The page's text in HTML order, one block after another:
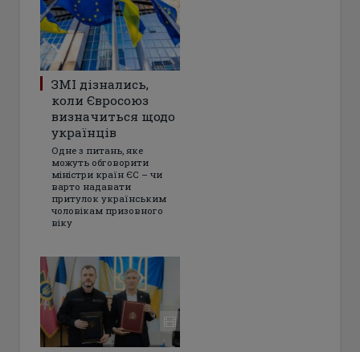
ЗМІ дізнались,
коли Євросоюз
визначиться щодо
українців
Одне з питань, яке
можуть обговорити
міністри країн ЄС – чи
варто надавати
притулок українським
чоловікам призовного
віку